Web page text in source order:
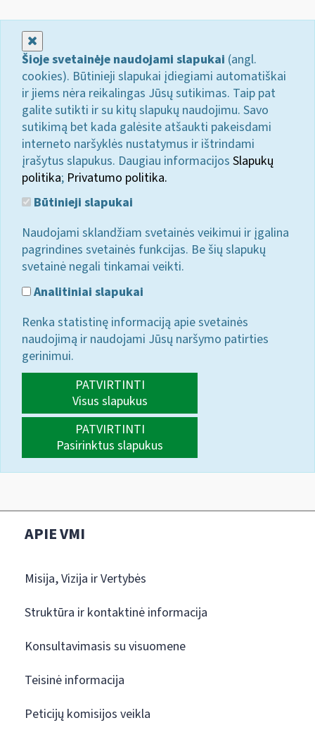
Šioje svetainėje naudojami slapukai (angl.
cookies). Būtinieji slapukai įdiegiami automatiškai
ir jiems nėra reikalingas Jūsų sutikimas. Taip pat
galite sutikti ir su kitų slapukų naudojimu. Savo
sutikimą bet kada galėsite atšaukti pakeisdami
interneto naršyklės nustatymus ir ištrindami
įrašytus slapukus. Daugiau informacijos Slapukų
politika; Privatumo politika.
Būtinieji slapukai
Naudojami sklandžiam svetainės veikimui ir įgalina
pagrindines svetainės funkcijas. Be šių slapukų
svetainė negali tinkamai veikti.
Analitiniai slapukai
Renka statistinę informaciją apie svetainės
naudojimą ir naudojami Jūsų naršymo patirties
gerinimui.
PATVIRTINTI
Visus slapukus
PATVIRTINTI
Pasirinktus slapukus
APIE VMI
Misija, Vizija ir Vertybės
Struktūra ir kontaktinė informacija
Konsultavimasis su visuomene
Teisinė informacija
Peticijų komisijos veikla